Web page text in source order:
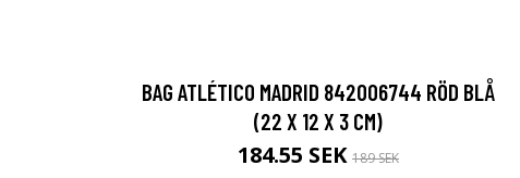
BAG ATLÉTICO MADRID 842006744 RÖD BLÅ
(22 X 12 X 3 CM)
184.55 SEK 189 SEK